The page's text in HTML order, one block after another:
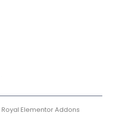
Royal Elementor Addons